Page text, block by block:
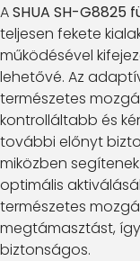
ASHUA SH-G8825
teljesen fekete
működésével
lehetővé. Az
természetes
kontrolláltabb és
további előnyt
miközben
optimális
természetes
megtámasztást,
biztonságos.